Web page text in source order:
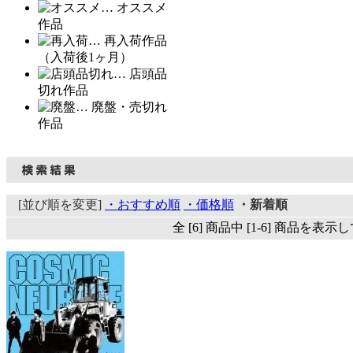
… オススメ
作品
… 再入荷作品
（入荷後1ヶ月）
… 店頭品
切れ作品
… 廃盤・売切れ
作品
[並び順を変更] ・おすすめ順 ・価格順
・新着順
全 [6] 商品中 [1-6] 商品を表示し